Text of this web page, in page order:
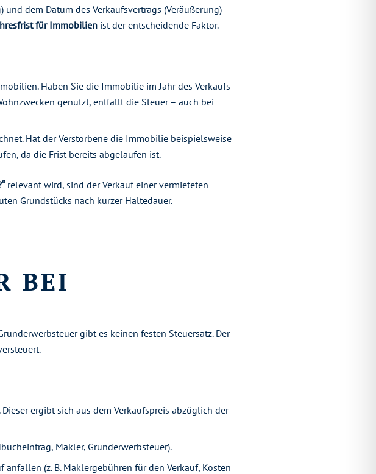
dem Datum des Verkaufsvertrags (Veräußerung)
für Immobilien ist der entscheidende Faktor.
Haben Sie die Immobilie im Jahr des Verkaufs
genutzt, entfällt die Steuer – auch bei
Hat der Verstorbene die Immobilie beispielsweise
da die Frist bereits abgelaufen ist.
relevant wird, sind der Verkauf einer vermieteten
Grundstücks nach kurzer Haltedauer.
BEI
gibt es keinen festen Steuersatz. Der
ergibt sich aus dem Verkaufspreis abzüglich der
Makler, Grunderwerbsteuer).
(z. B. Maklergebühren für den Verkauf, Kosten